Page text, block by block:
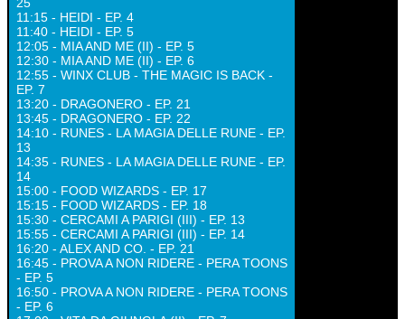
11:15 - HEIDI - EP. 4
11:40 - HEIDI - EP. 5
12:05 - MIA AND ME (II) - EP. 5
12:30 - MIA AND ME (II) - EP. 6
12:55 - WINX CLUB - THE MAGIC IS BACK -
EP. 7
13:20 - DRAGONERO - EP. 21
13:45 - DRAGONERO - EP. 22
14:10 - RUNES - LA MAGIA DELLE RUNE - EP.
13
14:35 - RUNES - LA MAGIA DELLE RUNE - EP.
14
15:00 - FOOD WIZARDS - EP. 17
15:15 - FOOD WIZARDS - EP. 18
15:30 - CERCAMI A PARIGI (III) - EP. 13
15:55 - CERCAMI A PARIGI (III) - EP. 14
16:20 - ALEX AND CO. - EP. 21
16:45 - PROVA A NON RIDERE - PERA TOONS
- EP. 5
16:50 - PROVA A NON RIDERE - PERA TOONS
- EP. 6